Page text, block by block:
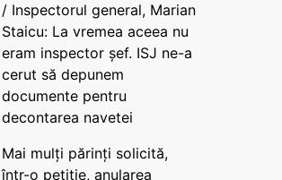
/ Inspectorul general, Marian
Staicu: La vremea aceea nu
eram inspector șef. ISJ ne-a
cerut să depunem
documente pentru
decontarea navetei
Mai mulți părinți solicită,
într-o petiție, anularea